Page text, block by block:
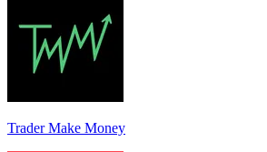
Trader Make Money